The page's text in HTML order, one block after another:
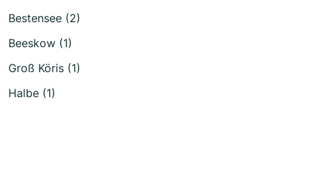
Bestensee (2)
Beeskow (1)
Groß Köris (1)
Halbe (1)